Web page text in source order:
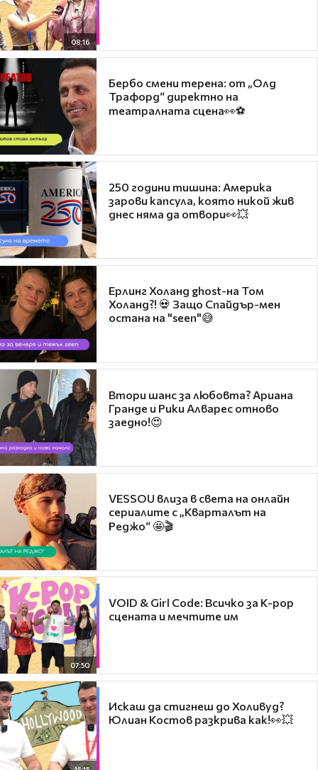
08:16
Бербо смени терена: от „Олд
Трафорд“ директно на
театралната сцена👀⚽
250 години тишина: Америка
зарови капсула, която никой жив
днес няма да отвори👀💥
Ерлинг Холанд ghost-на Том
Холанд?! 💀 Защо Спайдър-мен
остана на "seen"😅
Втори шанс за любовта? Ариана
Гранде и Рики Алварес отново
заедно!😍
VESSOU влиза в света на онлайн
сериалите с „Кварталът на
Реджо“ 🤩🎬
07:50
VOID & Girl Code: Всичко за K-pop
сцената и мечтите им
Искаш да стигнеш до Холивуд?
Юлиан Костов разкрива как!👀💥